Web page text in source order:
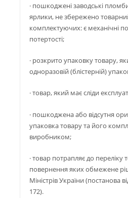
· пошкоджені заводські
ярлики, не збережено
комплектуючих: є механічні
потертості;
· розкрито упаковку товару,
одноразовій (блістерній)
· товар, який має сліди
· пошкоджена або відсутня
упаковка товару та його
виробником;
· товар потрапляє до переліку
повернення яких обмежене
Міністрів України (постанова
172).